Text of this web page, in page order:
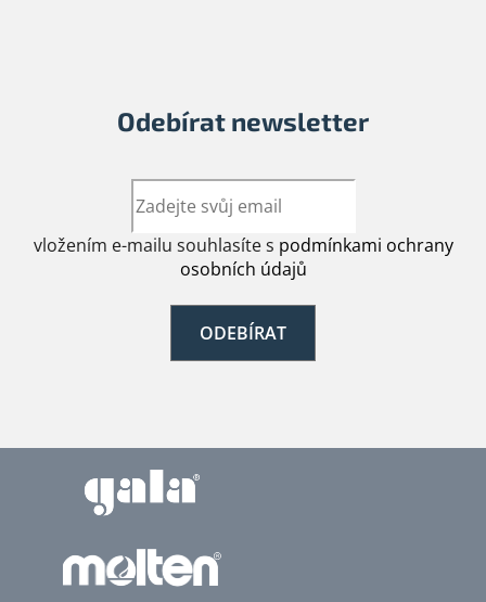
Odebírat newsletter
vložením e-mailu souhlasíte s podmínkami ochrany
osobních údajů
ODEBÍRAT